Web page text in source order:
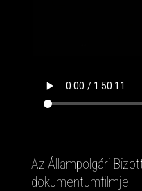
Az Állampolgári
dokumentumfilmje